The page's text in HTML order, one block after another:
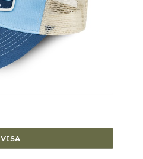
VISA